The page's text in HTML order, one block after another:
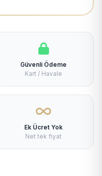
Güvenli Ödeme
Kart / Havale
Ek Ücret Yok
Net tek fiyat